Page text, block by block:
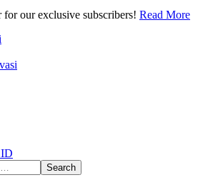
our exclusive subscribers! Read More